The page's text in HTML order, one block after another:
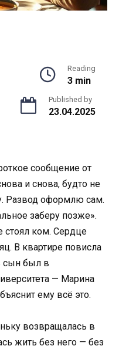
Reading
3 min
Published by
23.04.2025
сообщение от
и снова, будто не
Развод оформлю сам.
заберу позже».
стоял ком. Сердце
В квартире повисла
сын был в
— Марина
ему всё это.
возвращалась в
жить без него — без